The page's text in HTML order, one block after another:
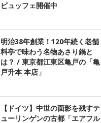
ビュッフェ開催中
明治38年創業！120年続く老舗
料亭で味わう名物あさり鍋と
は？ / 東京都江東区亀戸の「亀
戸升本 本店」
【ドイツ】中世の面影を残すテ
ューリンゲンの古都「エアフル